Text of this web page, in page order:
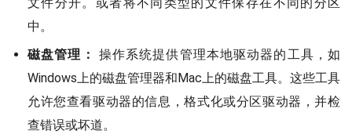
中。
磁盘管理：
操作系统提供管理本地驱动器的工具，如
Windows上的磁盘管理器和Mac上的磁盘工具。这些工具
允许您查看驱动器的信息，格式化或分区驱动器，并检
查错误或坏道。